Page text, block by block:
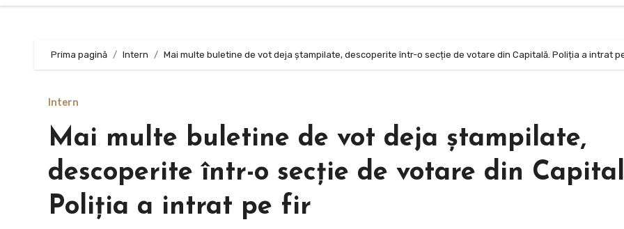
Prima pagină Intern Mai multe buletine de vot deja ștampilate, descoperite într-o secție de votare din Capitală. Poliția a intrat
Intern
Mai multe buletine de vot deja ștampilate,
descoperite într-o secție de votare din
Poliția a intrat pe fir